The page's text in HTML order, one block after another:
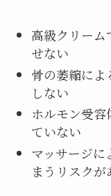
高級クリー
せない
骨の萎縮に
しない
ホルモン受
ていない
マッサージに
まうリスクが